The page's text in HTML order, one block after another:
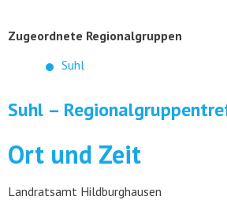
Zugeordnete Regionalgruppen
Suhl
Suhl –
Ort und Zeit
Landratsamt Hildburghausen